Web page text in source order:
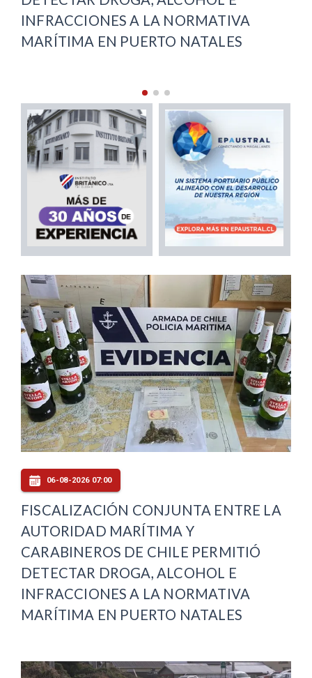
ARENAS
06-08-2026 07:00
FISCALIZACIÓN CONJUNTA ENTRE LA
AUTORIDAD MARÍTIMA Y
CARABINEROS DE CHILE PERMITIÓ
DETECTAR DROGA, ALCOHOL E
INFRACCIONES A LA NORMATIVA
MARÍTIMA EN PUERTO NATALES